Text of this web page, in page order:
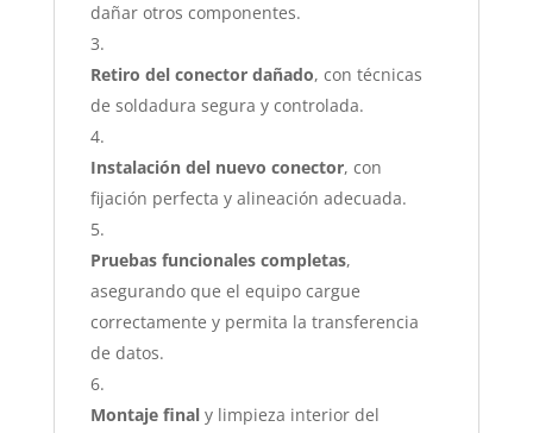
dañar otros componentes.
Retiro del conector dañado, con técnicas
de soldadura segura y controlada.
Instalación del nuevo conector, con
fijación perfecta y alineación adecuada.
Pruebas funcionales completas,
asegurando que el equipo cargue
correctamente y permita la transferencia
de datos.
Montaje finaly limpieza interior del